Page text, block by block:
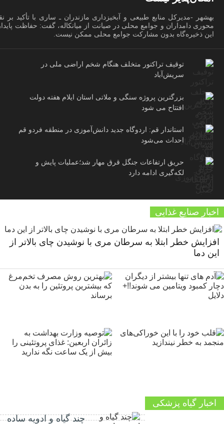
بهشهر -مدیرکل منابع طبیعی و آبخیزداری مازندران ـ ساری با تأکید بر
محوری دامداران و جوامع محلی در صیانت از میانکاله، گفت: حفاظت
این ذخیره‌گاه بدون مشارکت جوامع محلی ممکن نیست.
توقیف تراکتور متخلف هنگام شخم اراضی ملی در
سریش‌آباد
بزرگترین پروژه سنگی و ملاتی استان ایلام هفته دولت
افتتاح می شود
استاندار قم: اردوگاه جدید دانش‌آموزی در منطقه فردو قم
احداث می‌شود
حریق ارتفاعات جنگل قرق مهار شد؛عملیات پایش و
لکه‌گیری ادامه دارد
اخبار صنایع غذایی
افزایش خطر ابتلا به سرطان مری با نوشیدن چای بالاتر از
این دما
اخبار گیاه پزشکی
چند گیاه و ادویه ساده